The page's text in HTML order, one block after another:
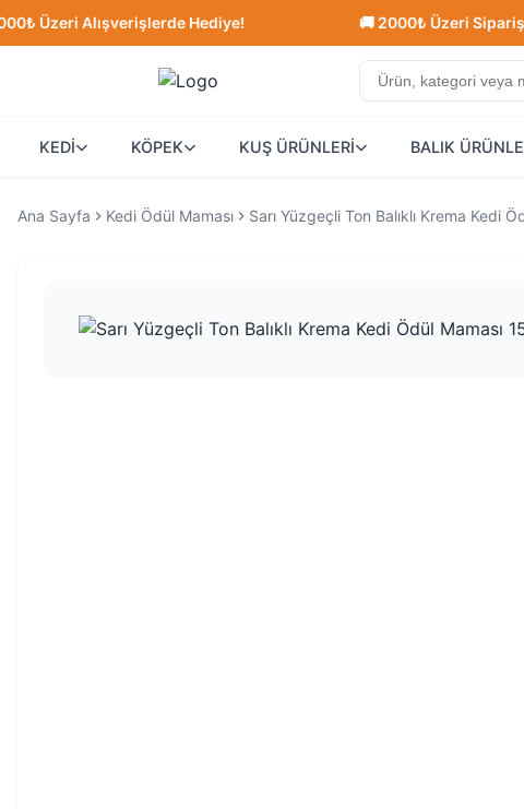
Alışverişlerde Hediye! 🚚 2000₺ Üzeri
KEDİ KÖPEK KUŞ ÜRÜNLERİ BALIK
Ana Sayfa Kedi Ödül Maması Sarı Yüzgeçli Ton Balıklı Krema Kedi